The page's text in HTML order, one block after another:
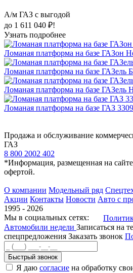
А/м ГАЗ с выгодой
до 1 611 040 ₽!
Узнать подробнее
Ломаная платформа на базе ГАЗон
Ломаная платформа на базе ГАЗель
Ломаная платформа на базе ГАЗель
Ломаная платформа на базе ГАЗ
Продажа и обслуживание
ГАЗ
8 800 2002 402
*Информация, размещенная на
офертой.
О компании Модельный ряд
Акции Контакты Новости Авто с
1995 - 2026
Мы в социальных сетях:
Автомобили недели Записаться на
спецпредложения Заказать звонок
Быстрый звонок
Я даю согласие на обработку